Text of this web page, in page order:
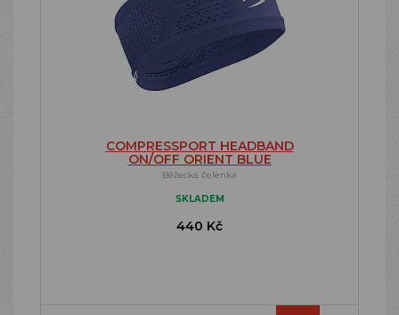
COMPRESSPORT HEADBAND
ON/OFF ORIENT BLUE
Běžecká čelenka
SKLADEM
440 Kč